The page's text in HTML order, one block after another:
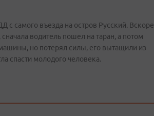
с самого въезда на остров Русский. Вскоре
водитель пошел на таран, а потом
но потерял силы, его вытащили из
спасти молодого человека.